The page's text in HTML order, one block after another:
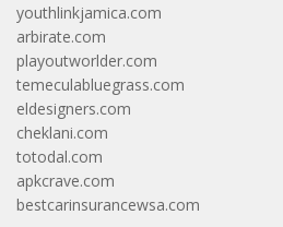
youthlinkjamica.com
arbirate.com
playoutworlder.com
temeculabluegrass.com
eldesigners.com
cheklani.com
totodal.com
apkcrave.com
bestcarinsurancewsa.com